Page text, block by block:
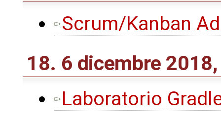
Scrum/Kanban
18. 6 dicembre
Laboratorio